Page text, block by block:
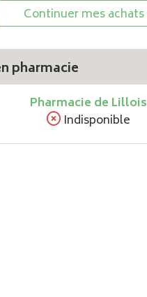
Continuer mes achats
pharmacie
Pharmacie de Lillois
Indisponible